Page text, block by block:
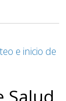
e inicio de
Salud